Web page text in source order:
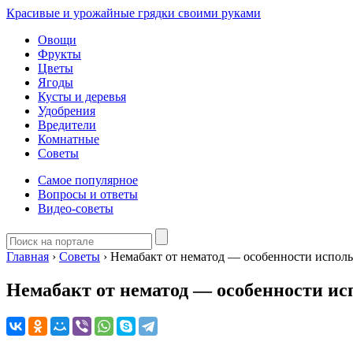
Красивые и урожайные грядки своими руками
Овощи
Фрукты
Цветы
Ягоды
Кусты и деревья
Удобрения
Вредители
Комнатные
Советы
Самое популярное
Вопросы и ответы
Видео-советы
Главная › Советы › Немабакт от нематод — особенности
Немабакт от нематод — особенности